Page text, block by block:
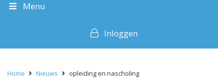
Menu
Inloggen
Home Nieuws opleiding en nascholing